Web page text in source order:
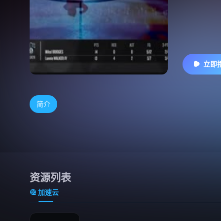
立即
简介
资源列表
加速云